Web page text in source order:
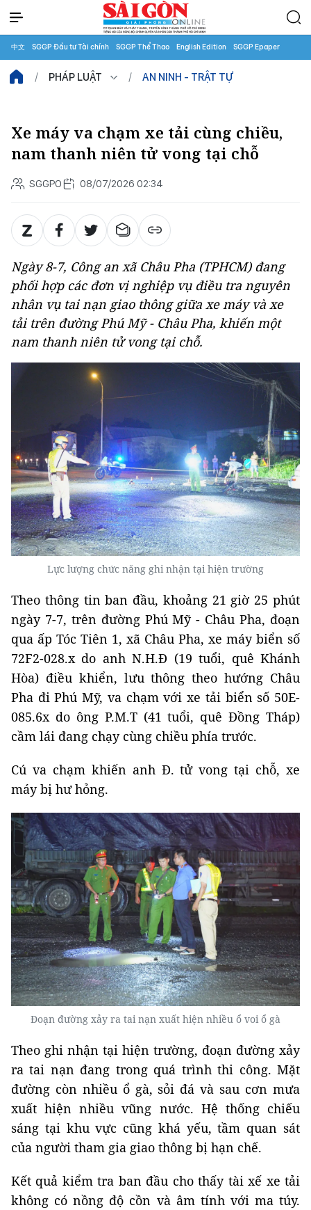
中文 SGGP Đầu tư Tài chính SGGP Thể Thao English Edition SGGP Epaper
PHÁP LUẬT AN NINH - TRẬT TỰ
Xe máy va chạm xe tải cùng chiều,
nam thanh niên tử vong tại chỗ
SGGPO 08/07/2026 02:34
Ngày 8-7, Công an xã Châu Pha (TPHCM) đang
phối hợp các đơn vị nghiệp vụ điều tra nguyên
nhân vụ tai nạn giao thông giữa xe máy và xe
tải trên đường Phú Mỹ - Châu Pha, khiến một
nam thanh niên tử vong tại chỗ.
Lực lượng chức năng ghi nhận tại hiện trường
Theo thông tin ban đầu, khoảng 21 giờ 25 phút
ngày 7-7, trên đường Phú Mỹ - Châu Pha, đoạn
qua ấp Tóc Tiên 1, xã Châu Pha, xe máy biển số
72F2-028.x do anh N.H.Đ (19 tuổi, quê Khánh
Hòa) điều khiển, lưu thông theo hướng Châu
Pha đi Phú Mỹ, va chạm với xe tải biển số 50E-
085.6x do ông P.M.T (41 tuổi, quê Đồng Tháp)
cầm lái đang chạy cùng chiều phía trước.
Cú va chạm khiến anh Đ. tử vong tại chỗ, xe
máy bị hư hỏng.
Đoạn đường xảy ra tai nạn xuất hiện nhiều ổ voi ổ gà
Theo ghi nhận tại hiện trường, đoạn đường xảy
ra tai nạn đang trong quá trình thi công. Mặt
đường còn nhiều ổ gà, sỏi đá và sau cơn mưa
xuất hiện nhiều vũng nước. Hệ thống chiếu
sáng tại khu vực cũng khá yếu, tầm quan sát
của người tham gia giao thông bị hạn chế.
Kết quả kiểm tra ban đầu cho thấy tài xế xe tải
không có nồng độ cồn và âm tính với ma túy.